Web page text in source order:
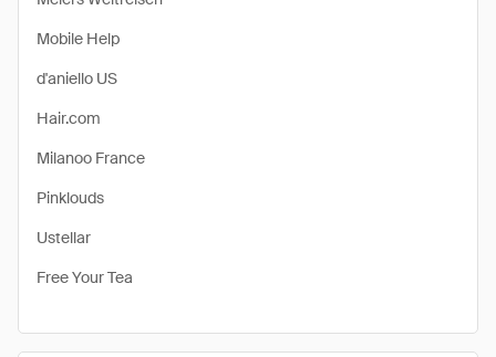
Mobile Help
d'aniello US
Hair.com
Milanoo France
Pinklouds
Ustellar
Free Your Tea